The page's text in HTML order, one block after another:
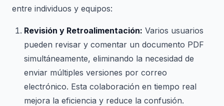
entre individuos y equipos:
Revisión y Retroalimentación: Varios usuarios
pueden revisar y comentar un documento PDF
simultáneamente, eliminando la necesidad de
enviar múltiples versiones por correo
electrónico. Esta colaboración en tiempo real
mejora la eficiencia y reduce la confusión.